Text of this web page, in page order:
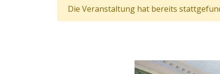
Die Veranstaltung hat bereits